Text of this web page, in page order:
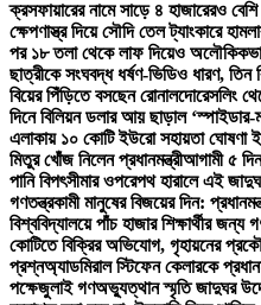
ক্রসফায়ারের নামে সাড়ে ৪ হাজারেরও
ক্ষেপণাস্ত্র দিয়ে সৌদি তেল ট্যাংকারে
পর ১৮ তলা থেকে লাফ দিয়েও
ছাত্রীকে সংঘবদ্ধ ধর্ষণ-ভিডিও ধারণ, তিন
বিয়ের পিঁড়িতে বসছেন রোনালদোরেসলিং
দিনে বিলিয়ন ডলার আয় ছাড়াল ‘স্পাইডার-
এলাকায় ১০ কোটি ইউরো সহায়তা ঘোষণা
মিতুর খোঁজ নিলেন প্রধানমন্ত্রীআগামী ৫
পানি বিপৎসীমার ওপরেপথ হারালে এই
গণতন্ত্রকামী মানুষের বিজয়ের দিন:
বিশ্ববিদ্যালয়ে পাঁচ হাজার শিক্ষার্থীর
কোটিতে বিক্রির অভিযোগ, গৃহায়নের
প্রশ্নঅ্যাডমিরাল স্টিফেন কেলারকে
পক্ষেজুলাই গণঅভ্যুত্থান স্মৃতি জাদুঘর